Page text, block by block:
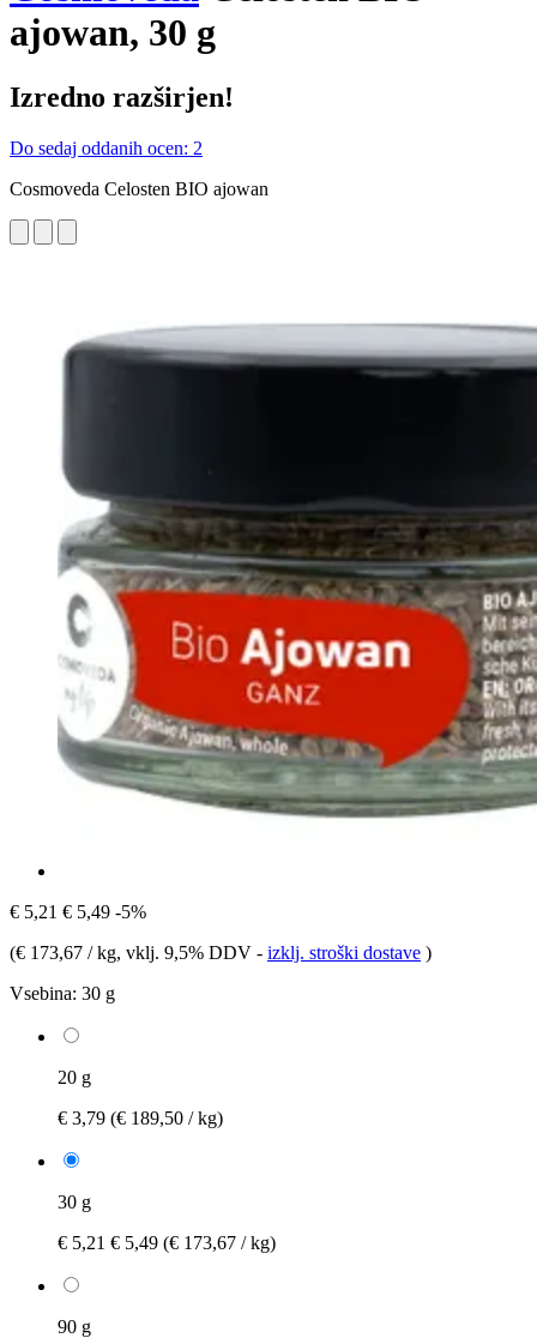
ajowan, 30 g
Izredno razširjen!
Do sedaj oddanih ocen: 2
Cosmoveda Celosten BIO ajowan
€ 5,21 € 5,49 -5%
(€ 173,67 / kg, vklj. 9,5% DDV - izklj. stroški dostave )
Vsebina: 30 g
20 g
€ 3,79 (€ 189,50 / kg)
30 g
€ 5,21 € 5,49 (€ 173,67 / kg)
90 g